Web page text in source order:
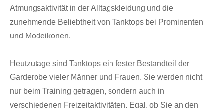
Atmungsaktivität in der Alltagskleidung und die
zunehmende Beliebtheit von Tanktops bei Prominenten
und Modeikonen.
Heutzutage sind Tanktops ein fester Bestandteil der
Garderobe vieler Männer und Frauen. Sie werden nicht
nur beim Training getragen, sondern auch in
verschiedenen Freizeitaktivitäten. Egal, ob Sie an den